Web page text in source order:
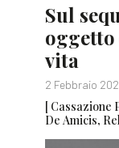
Sul
vita
2 Febbraio
[ Cassazione
De Amicis,